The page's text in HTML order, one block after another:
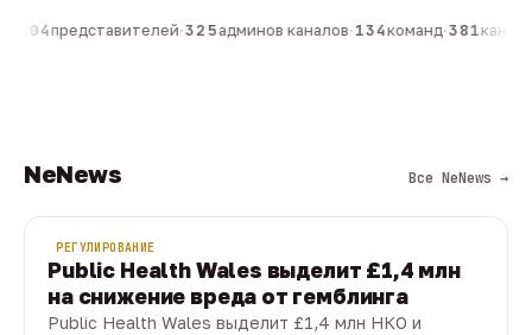
804представителей·325админов каналов·134команд·381
NeNews Все NeNews →
РЕГУЛИРОВАНИЕ
Public Health Wales выделит £1,4 млн
на снижение вреда от гемблинга
Public Health Wales выделит £1,4 млн НКО и